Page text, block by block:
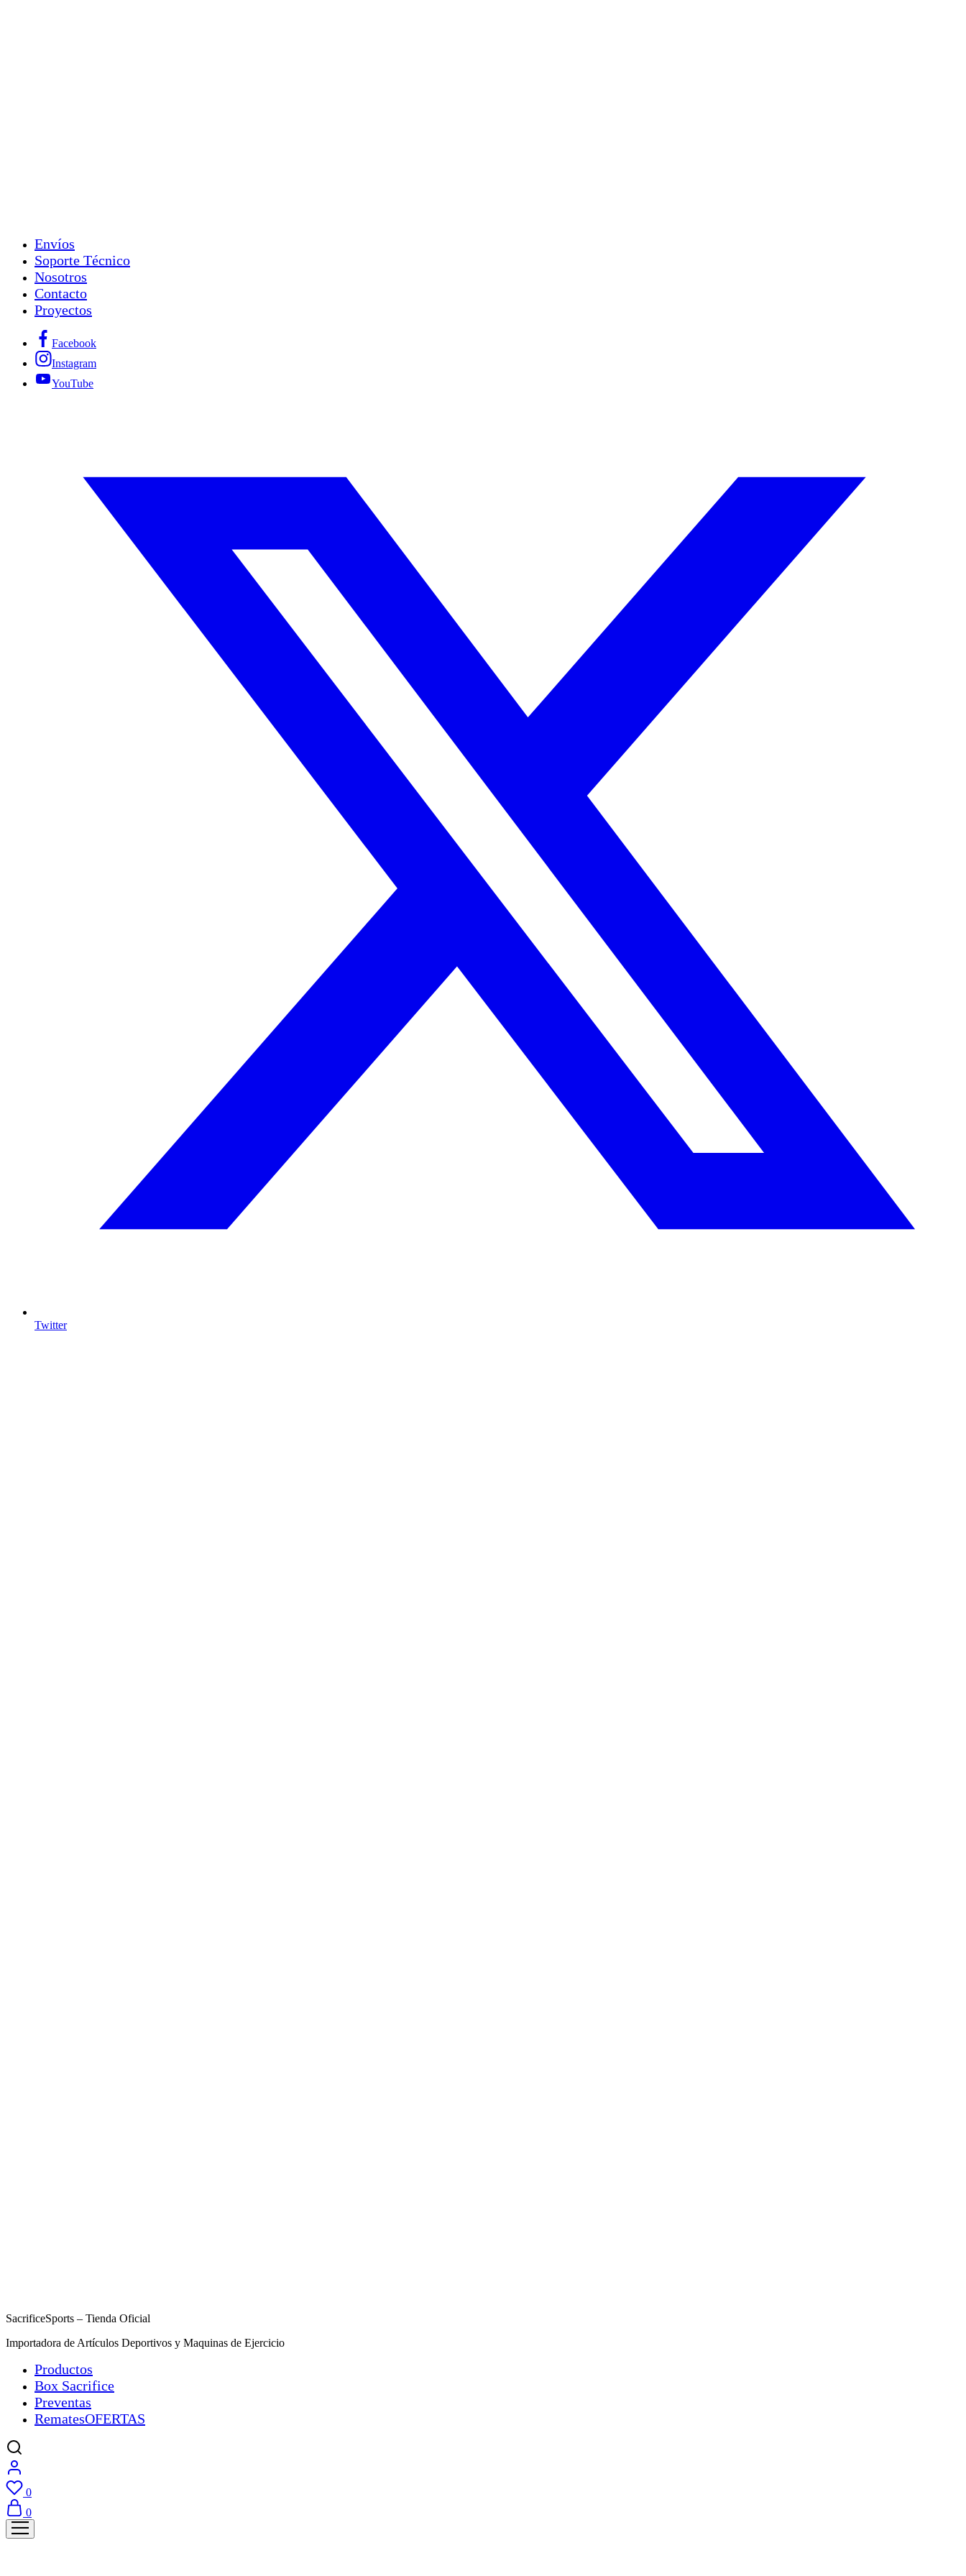
Envíos
Soporte Técnico
Nosotros
Contacto
Proyectos
Facebook
Instagram
YouTube
Twitter
SacrificeSports – Tienda Oficial
Importadora de Artículos Deportivos y Maquinas de Ejercicio
Productos
Box Sacrifice
Preventas
RematesOFERTAS
0
0